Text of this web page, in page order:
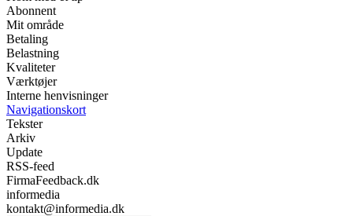
Abonnent
Mit område
Betaling
Belastning
Kvaliteter
Værktøjer
Interne henvisninger
Navigationskort
Tekster
Arkiv
Update
RSS-feed
FirmaFeedback.dk
informedia
kontakt@informedia.dk